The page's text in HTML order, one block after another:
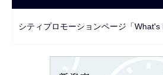
で
ーシティプロモーションページ「What's